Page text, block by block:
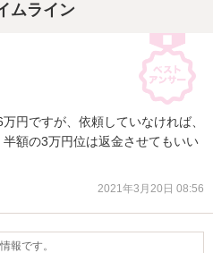
ムライン
円ですが、依頼していなければ、
額の3万円位は返金させてもいい
2021年3月20日 08:56
報です。